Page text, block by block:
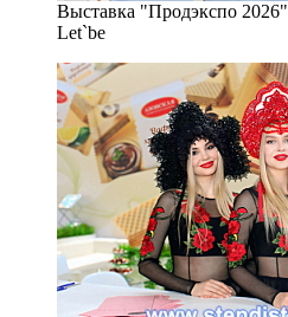
Выставка "Продэкспо 2026"
Let`be